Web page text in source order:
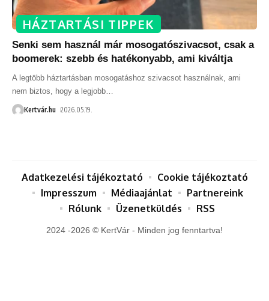
HÁZTARTÁSI TIPPEK
Senki sem használ már mosogatószivacsot, csak a
boomerek: szebb és hatékonyabb, ami kiváltja
A legtöbb háztartásban mosogatáshoz szivacsot használnak, ami
nem biztos, hogy a legjobb
Kertvár.hu 2026.05.19.
2024 -2026 © KertVár - Minden jog fenntartva!
Adatkezelési tájékoztató
Cookie tájékoztató
Impresszum
Médiaajánlat
Partnereink
Rólunk
Üzenetküldés RSS